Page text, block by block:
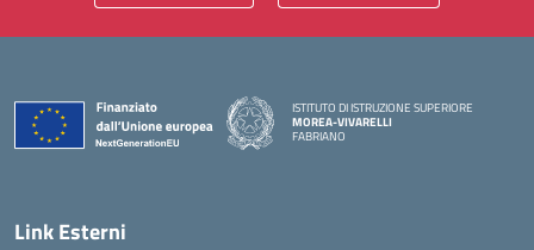
ISTITUTO DI ISTRUZIONE SUPERIORE
MOREA-VIVARELLI
FABRIANO
Link Esterni